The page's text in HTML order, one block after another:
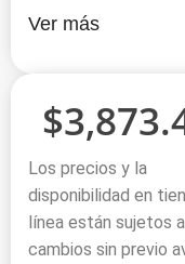
Ver más
$
Los precios y la
disponibilidad en
línea están sujetos a
cambios sin previo